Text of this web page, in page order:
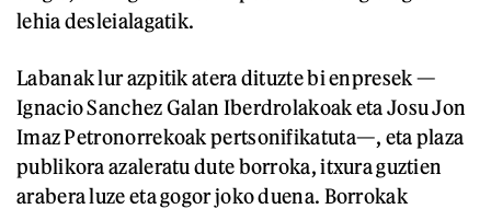
lehia desleialagatik.
Labanak lur azpitik atera dituzte bi enpresek —
Ignacio Sanchez Galan Iberdrolakoak eta Josu Jon
Imaz Petronorrekoak pertsonifikatuta—, eta plaza
publikora azaleratu dute borroka, itxura guztien
arabera luze eta gogor joko duena. Borrokak